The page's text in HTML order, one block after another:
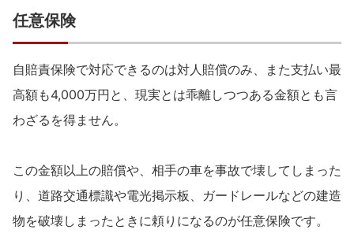
任意保険
自賠責保険で対応できるのは対人賠償のみ、また支払い最
高額も4,000万円と、現実とは乖離しつつある金額とも言
わざるを得ません。
この金額以上の賠償や、相手の車を事故で壊してしまった
り、道路交通標識や電光掲示板、ガードレールなどの建造
物を破壊しまったときに頼りになるのが任意保険です。